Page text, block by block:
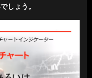
しょう。